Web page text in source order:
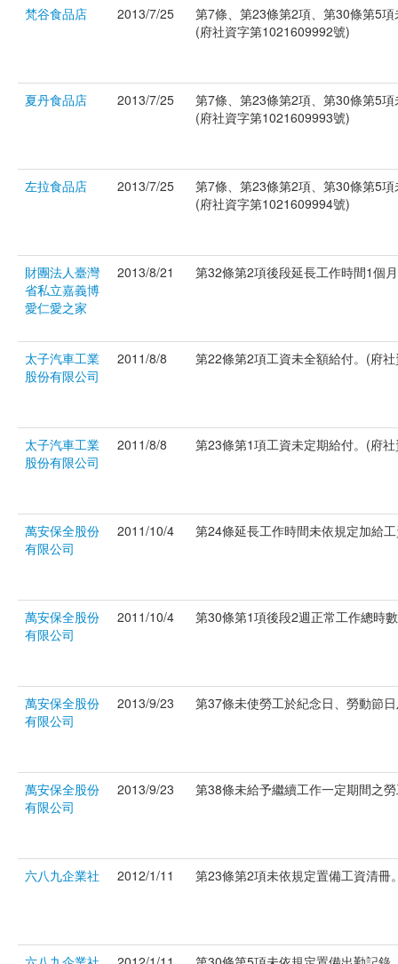
梵谷食品店 2013/7/25
第7條、第23條第2項、第30條第5
(府社資字第1021609992號)
夏丹食品店 2013/7/25
第7條、第23條第2項、第30條第5
(府社資字第1021609993號)
左拉食品店 2013/7/25
第7條、第23條第2項、第30條第5
(府社資字第1021609994號)
財團法人臺灣
省私立嘉義博
愛仁愛之家
2013/8/21 第32條第2項後段延長工作時間1個
太子汽車工業
股份有限公司
2011/8/8 第22條第2項工資未全額給付。(府
太子汽車工業
股份有限公司
2011/8/8 第23條第1項工資未定期給付。(府
萬安保全股份
有限公司
2011/10/4 第24條延長工作時間未依規定加給
萬安保全股份
有限公司
2011/10/4 第30條第1項後段2週正常工作總時
萬安保全股份
有限公司
2013/9/23 第37條未使勞工於紀念日、勞動節
萬安保全股份
有限公司
2013/9/23 第38條未給予繼續工作一定期間之
六八九企業社 2012/1/11 第23條第2項未依規定置備工資清